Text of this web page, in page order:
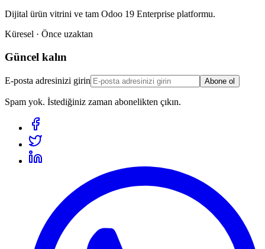
Dijital ürün vitrini ve tam Odoo 19 Enterprise platformu.
Küresel · Önce uzaktan
Güncel kalın
E-posta adresinizi girin Abone ol
Spam yok. İstediğiniz zaman abonelikten çıkın.